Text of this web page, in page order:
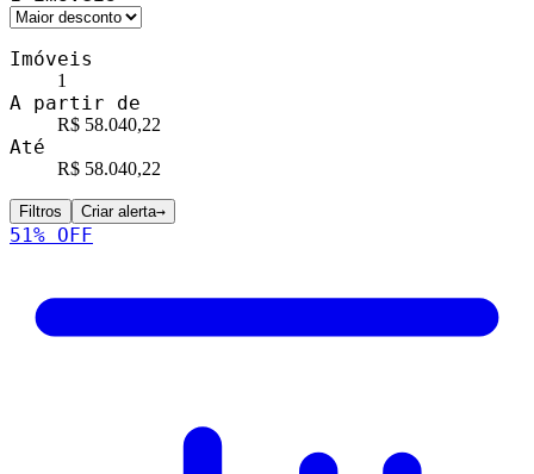
Imóveis
1
A partir de
R$ 58.040,22
Até
R$ 58.040,22
Filtros Criar alerta→
51% OFF